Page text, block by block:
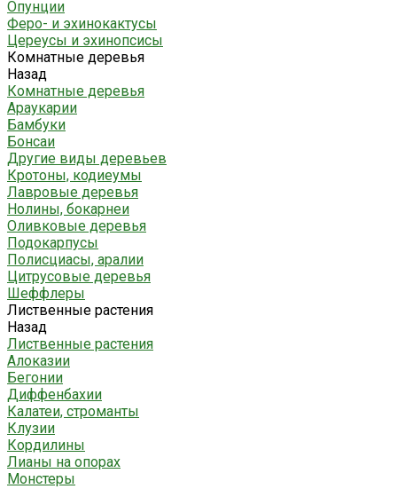
Опунции
Феро- и эхинокактусы
Цереусы и эхинопсисы
Комнатные деревья
Назад
Комнатные деревья
Араукарии
Бамбуки
Бонсаи
Другие виды деревьев
Кротоны, кодиеумы
Лавровые деревья
Нолины, бокарнеи
Оливковые деревья
Подокарпусы
Полисциасы, аралии
Цитрусовые деревья
Шеффлеры
Лиственные растения
Назад
Лиственные растения
Алоказии
Бегонии
Диффенбахии
Калатеи, строманты
Клузии
Кордилины
Лианы на опорах
Монстеры